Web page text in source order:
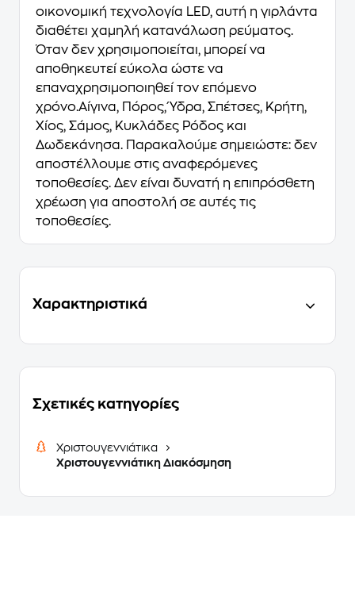
οικονομική τεχνολογία LED, αυτή η γιρλάντα
διαθέτει χαμηλή κατανάλωση ρεύματος.
Όταν δεν χρησιμοποιείται, μπορεί να
αποθηκευτεί εύκολα ώστε να
επαναχρησιμοποιηθεί τον επόμενο
χρόνο.Αίγινα, Πόρος, Ύδρα, Σπέτσες, Κρήτη,
Χίος, Σάμος, Κυκλάδες Ρόδος και
Δωδεκάνησα. Παρακαλούμε σημειώστε: δεν
αποστέλλουμε στις αναφερόμενες
τοποθεσίες. Δεν είναι δυνατή η επιπρόσθετη
χρέωση για αποστολή σε αυτές τις
τοποθεσίες.
Χαρακτηριστικά
Σχετικές κατηγορίες
Χριστουγεννιάτικα
Χριστουγεννιάτικη Διακόσμηση